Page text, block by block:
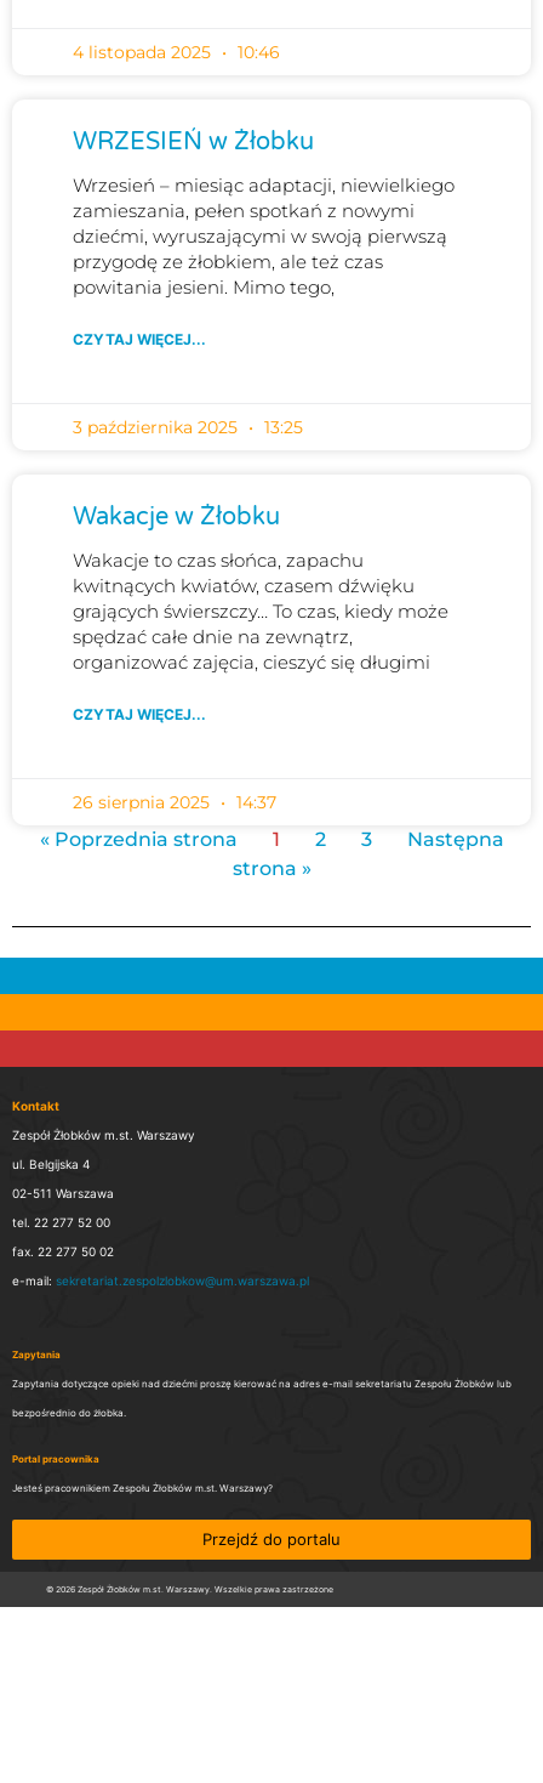
4 listopada 2025 10:46
WRZESIEŃ w Żłobku
Wrzesień – miesiąc adaptacji, niewielkiego
zamieszania, pełen spotkań z nowymi
dziećmi, wyruszającymi w swoją pierwszą
przygodę ze żłobkiem, ale też czas
powitania jesieni. Mimo tego,
CZYTAJ WIĘCEJ...
3 października 2025 13:25
Wakacje w Żłobku
Wakacje to czas słońca, zapachu
kwitnących kwiatów, czasem dźwięku
grających świerszczy… To czas, kiedy może
spędzać całe dnie na zewnątrz,
organizować zajęcia, cieszyć się długimi
CZYTAJ WIĘCEJ...
26 sierpnia 2025 14:37
« Poprzednia strona 1 2 3
Następna
strona »
Kontakt
Zespół Żłobków m.st. Warszawy
ul. Belgijska 4
02-511 Warszawa
tel. 22 277 52 00
fax. 22 277 50 02
e-mail: sekretariat.zespolzlobkow@um.warszawa.pl
Zapytania
Zapytania dotyczące opieki nad dziećmi proszę kierować na adres e-mail sekretariatu Zespołu Żłobków lub
bezpośrednio do żłobka.
Portal pracownika
Jesteś pracownikiem Zespołu Żłobków m.st. Warszawy?
Przejdź do portalu
© 2026 Zespół Żłobków m.st. Warszawy. Wszelkie prawa zastrzeżone